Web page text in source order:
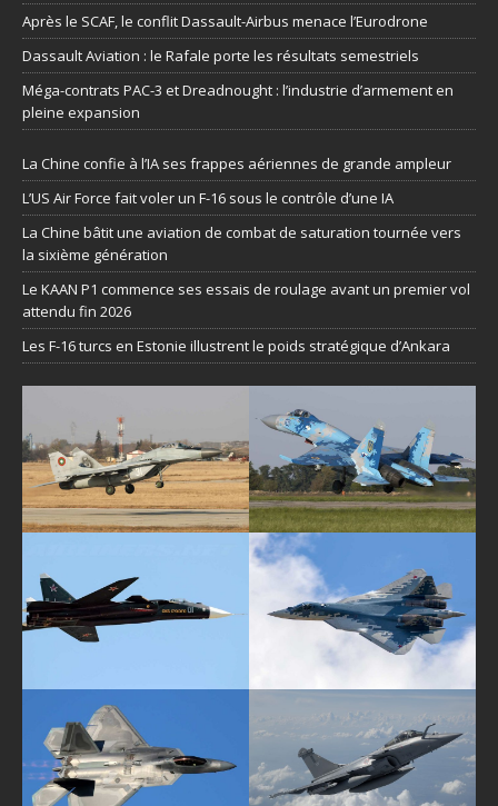
Après le SCAF, le conflit Dassault-Airbus menace l’Eurodrone
Dassault Aviation : le Rafale porte les résultats semestriels
Méga-contrats PAC-3 et Dreadnought : l’industrie d’armement en
pleine expansion
La Chine confie à l’IA ses frappes aériennes de grande ampleur
L’US Air Force fait voler un F-16 sous le contrôle d’une IA
La Chine bâtit une aviation de combat de saturation tournée vers
la sixième génération
Le KAAN P1 commence ses essais de roulage avant un premier vol
attendu fin 2026
Les F-16 turcs en Estonie illustrent le poids stratégique d’Ankara